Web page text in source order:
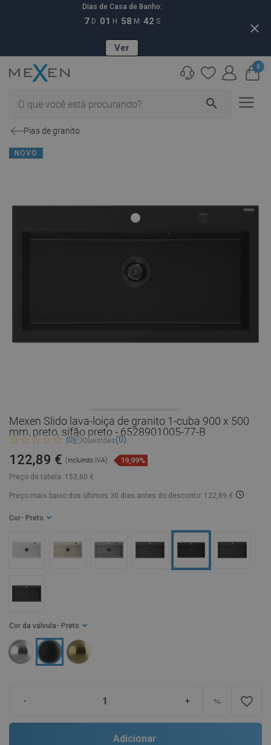
Dias de Casa de Banho:
7 D 01 H 58 M 41 S
Ver
close
search
0
Pias de granito
NOVO
Mexen Slido lava-loiça de granito 1-cuba 900 x 500
mm, preto, sifão preto - 6528901005-77-B
(0) Questões(0)
Preço de tabela: 153,60 €
122,89 € (incluindo IVA) 19,99%
Preço mais baixo dos últimos 30 dias antes do desconto: 122,89 €
Cor - Preto
Cor da válvula - Preto
- + favorite_border
Adicionar